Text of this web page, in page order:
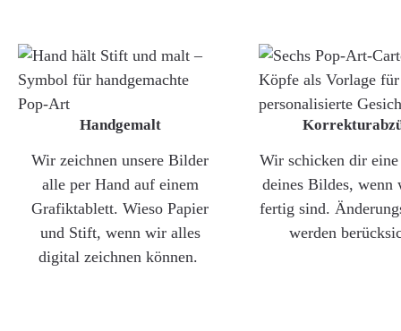
Handgemalt
Wir zeichnen unsere Bilder
alle per Hand auf einem
Grafiktablett. Wieso Papier
und Stift, wenn wir alles
digital zeichnen können.
Wir schicken dir eine
deines Bildes, wenn
fertig sind.
werden